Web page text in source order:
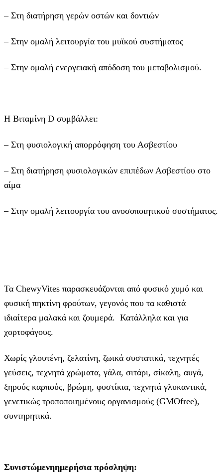
– Στη διατήρηση γερών οστών και δοντιών
– Στην ομαλή λειτουργία του μυϊκού συστήματος
– Στην ομαλή ενεργειακή απόδοση του μεταβολισμού.
Η Βιταμίνη D συμβάλλει:
– Στη φυσιολογική απορρόφηση του Ασβεστίου
– Στη διατήρηση φυσιολογικών επιπέδων Ασβεστίου στο
αίμα
– Στην ομαλή λειτουργία του ανοσοποιητικού συστήματος.
Τα ChewyVites παρασκευάζονται από φυσικό χυμό και
φυσική πηκτίνη φρούτων, γεγονός που τα καθιστά
ιδιαίτερα μαλακά και ζουμερά. Κατάλληλα και για
χορτοφάγους.
Χωρίς γλουτένη, ζελατίνη, ζωικά συστατικά, τεχνητές
γεύσεις, τεχνητά χρώματα, γάλα, σιτάρι, σίκαλη, αυγά,
ξηρούς καρπούς, βρώμη, φυστίκια, τεχνητά γλυκαντικά,
γενετικώς τροποποιημένους οργανισμούς (GMOfree),
συντηρητικά.
Συνιστώμενηημερήσια πρόσληψη: